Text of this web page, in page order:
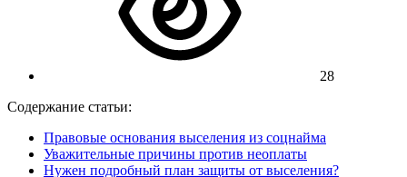
28
Содержание статьи:
Правовые основания выселения из соцнайма
Уважительные причины против неоплаты
Нужен подробный план защиты от выселения?